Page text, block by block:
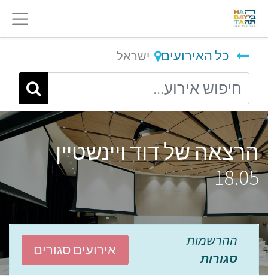
כל האירועים ישראל
הרצאה של דוד ויינשטיין
18.05
ההרשמות
סגורות
אירועים סגורים